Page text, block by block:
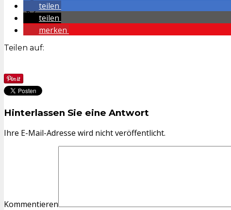
teilen
teilen
merken
Teilen auf:
Hinterlassen Sie eine Antwort
Ihre E-Mail-Adresse wird nicht veröffentlicht.
Kommentieren